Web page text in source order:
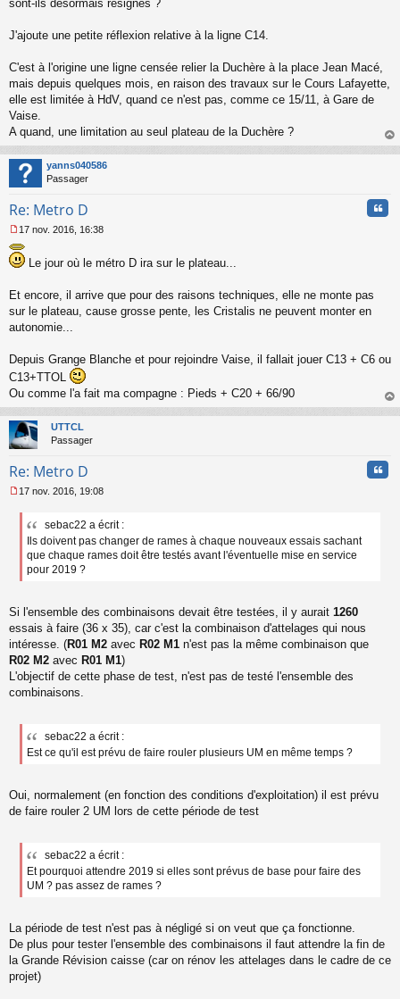
sont-ils désormais résignés ?
J'ajoute une petite réflexion relative à la ligne C14.
C'est à l'origine une ligne censée relier la Duchère à la place Jean Macé,
mais depuis quelques mois, en raison des travaux sur le Cours Lafayette,
elle est limitée à HdV, quand ce n'est pas, comme ce 15/11, à Gare de
Vaise.
A quand, une limitation au seul plateau de la Duchère ?
au
yanns040586
Passager
Re: Metro D
e
s
a
n
n
l
17 nov. 2016, 16:38
Le jour où le métro D ira sur le plateau...
Et encore, il arrive que pour des raisons techniques, elle ne monte pas
sur le plateau, cause grosse pente, les Cristalis ne peuvent monter en
autonomie...
Depuis Grange Blanche et pour rejoindre Vaise, il fallait jouer C13 + C6 ou
C13+TTOL
Ou comme l'a fait ma compagne : Pieds + C20 + 66/90
au
UTTCL
Passager
Re: Metro D
e
e
o
l
u
17 nov. 2016, 19:08
sebac22 a écrit :
Ils doivent pas changer de rames à chaque nouveaux essais sachant
que chaque rames doit être testés avant l'éventuelle mise en service
pour 2019 ?
Si l'ensemble des combinaisons devait être testées, il y aurait 1260
essais à faire (36 x 35), car c'est la combinaison d'attelages qui nous
intéresse. (R01 M2 avec R02 M1 n'est pas la même combinaison que
R02 M2 avec R01 M1)
L'objectif de cette phase de test, n'est pas de testé l'ensemble des
combinaisons.
sebac22 a écrit :
Est ce qu'il est prévu de faire rouler plusieurs UM en même temps ?
Oui, normalement (en fonction des conditions d'exploitation) il est prévu
de faire rouler 2 UM lors de cette période de test
sebac22 a écrit :
Et pourquoi attendre 2019 si elles sont prévus de base pour faire des
UM ? pas assez de rames ?
La période de test n'est pas à négligé si on veut que ça fonctionne.
De plus pour tester l'ensemble des combinaisons il faut attendre la fin de
la Grande Révision caisse (car on rénov les attelages dans le cadre de ce
projet)